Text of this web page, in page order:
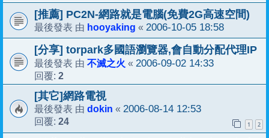
[推薦] PC2N-網路就是電腦(免費2G高速空間)
最後發表 由 hooyaking « 2006-10-05 18:58
[分享] torpark多國語瀏覽器,會自動分配代理IP
最後發表 由 不滅之火 « 2006-09-02 14:33
回覆: 2
[其它]網路電視
最後發表 由 dokin « 2006-08-14 12:53
回覆: 24 1 2